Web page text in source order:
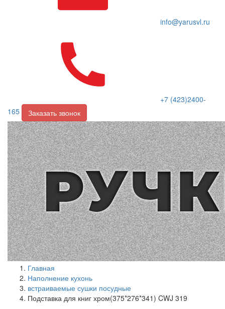
info@yarusvl.ru
+7 (423)2400-
165
Заказать звонок
Главная
Наполнение кухонь
встраиваемые сушки посудные
Подставка для книг хром(375*276*341) CWJ 319